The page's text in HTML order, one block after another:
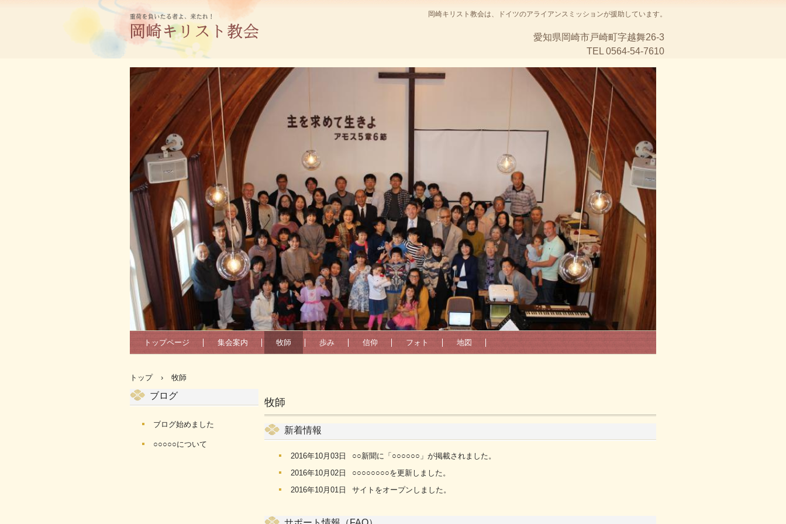
岡崎キリスト教会は、ドイツのアライアンスミッションが援助しています。
愛知県岡崎市戸崎町字越舞26-3
TEL 0564-54-7610
トップページ 集会案内 牧師 歩み 信仰 フォト 地図
トップ › 牧師
牧師
新着情報
2016年10月03日
○○新聞に「○○○○○○」が掲載されました。
2016年10月02日
○○○○○○○○を更新しました。
2016年10月01日
サイトをオープンしました。
ブログ
ブログ始めました
○○○○○について